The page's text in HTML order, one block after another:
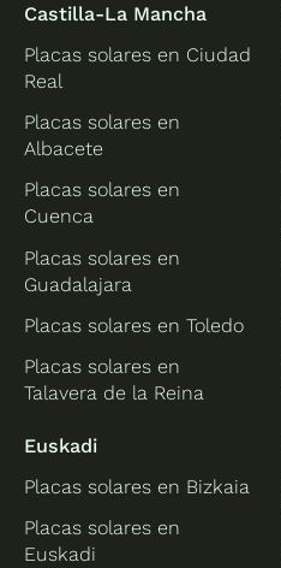
Castilla-La Mancha
Placas solares en Ciudad
Real
Placas solares en
Albacete
Placas solares en
Cuenca
Placas solares en
Guadalajara
Placas solares en Toledo
Placas solares en
Talavera de la Reina
Euskadi
Placas solares en Bizkaia
Placas solares en
Euskadi